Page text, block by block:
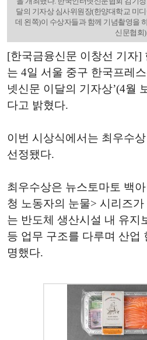
달의 기자상 심사위원장(한양대학교 미
데 왼쪽)이 수상자들과 함께 기념촬영을
신문협회)
[한국금융신문 이창선 기자]
는 4일 서울 중구 한국프레
넷신문 이달의 기자상’(4월
다고 밝혔다.
이번 시상식에서는 최우수
선정됐다.
최우수상은 뉴스토마토 백
청 노동자의 눈물> 시리즈
는 반도체 생산시설 내 유지
등 업무 구조를 다루며 산업
명했다.